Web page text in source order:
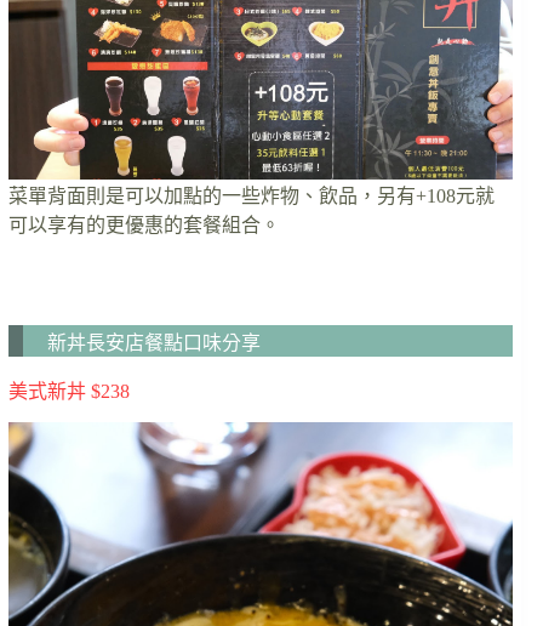
菜單背面則是可以加點的一些炸物、飲品，另有+108元就
可以享有的更優惠的套餐組合。
新丼長安店餐點口味分享
美式新丼 $238